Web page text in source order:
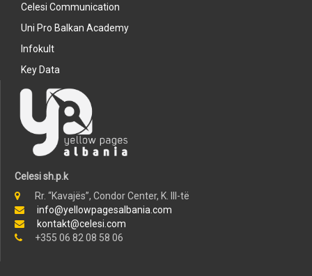
Celesi Communication
Uni Pro Balkan Academy
Infokult
Key Data
Celesi sh.p.k
Rr. “Kavajës”, Condor Center, K. III-të
info@yellowpagesalbania.com
kontakt@celesi.com
+355 06 82 08 58 06